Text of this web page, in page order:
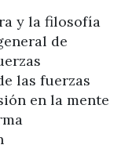
y la filosofía
de
las fuerzas
en la mente